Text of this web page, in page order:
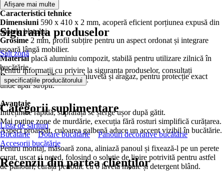
Caracteristici tehnice
Dimensiuni 590 x 410 x 2 mm, acoperă eficient porțiunea expusă din
spatele blatului.
Grosime 2 mm, profil subțire pentru un aspect ordonat și integrare
ușoară lângă mobilier.
Material placă aluminiu compozit, stabilă pentru utilizare zilnică în
bucătărie.
Domeniu de utilizarela chiuvetă și aragaz, pentru protecție exact
unde apar stropii.
Avantaje
Întreținere rapidă, suprafața se șterge ușor după gătit.
Mai puține zone de murdărie, execuția fără rosturi simplifică curățarea.
Aspect proaspăt, culoarea galbenă aduce un accent vizibil în bucătărie.
Pentru montaj, măsoară zona, aliniază panoul și fixează-l pe un perete
curat, uscat și neted, folosind o soluție de lipire potrivită pentru astfel
de panouri; curăță periodic cu o lavetă moale și detergent blând.
Afișare mai multe
Siguranța produselor
Salt zonă
Pentru informații cu privire la siguranța produselor, consultați
specificațiile producătorului .
Categorii suplimentare
Lista de sărituri
Bucătărie
Dotare bucătărie
Panouri decorative bucătărie
Accesorii bucătărie
Recenzii din partea clienților